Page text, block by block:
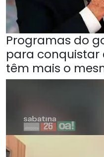
Programas do
para conquistar
têm mais o